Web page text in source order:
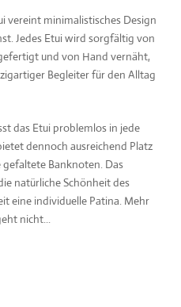
vereint minimalistisches Design
Jedes Etui wird sorgfältig von
und von Hand vernäht,
Begleiter für den Alltag
das Etui problemlos in jede
dennoch ausreichend Platz
Banknoten. Das
natürliche Schönheit des
eine individuelle Patina. Mehr
nicht...